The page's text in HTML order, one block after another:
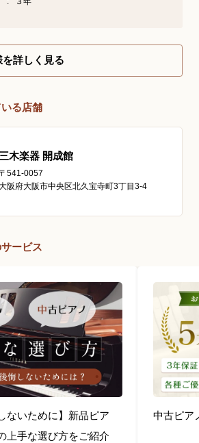
詳しく見る
る店舗
三木楽器 開成館
541-0057
阪府大阪市中央区北久宝寺町3丁目3-4
ービス
ないために】新品ピア
上手な選び方をご紹介
中古ピア